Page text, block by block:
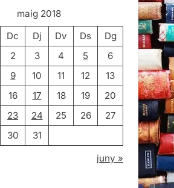
maig 2018
Dc Dj Dv Ds
Dg
2 3 4 5
6
9 10 11 12
13
16 17 18 19
20
23 24 25 26
27
30
31
juny »